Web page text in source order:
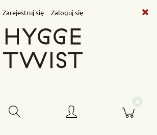
Zarejestruj się Zaloguj się